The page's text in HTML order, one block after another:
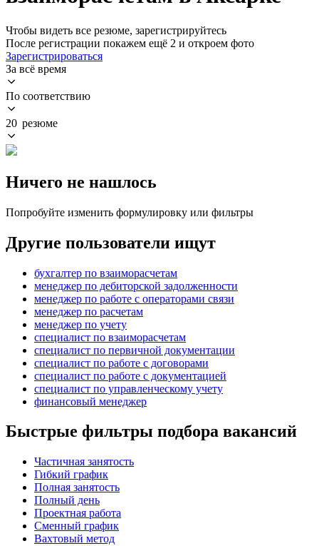
Чтобы видеть все резюме, зарегистрируйтесь
После регистрации покажем ещё 2 и откроем фото
Зарегистрироваться
За всё время
По соответствию
20 резюме
Ничего не нашлось
Попробуйте изменить формулировку или фильтры
Другие пользователи ищут
бухгалтер по взаиморасчетам
менеджер по дебиторской задолженности
менеджер по работе с операторами связи
менеджер по расчетам
менеджер по учету
специалист по взаиморасчетам
специалист по первичной документации
специалист по работе с договорами
специалист по работе с документацией
специалист по управленческому учету
финансовый менеджер
Быстрые фильтры подбора вакансий
Частичная занятость
Гибкий график
Полная занятость
Полный день
Проектная работа
Сменный график
Вахтовый метод